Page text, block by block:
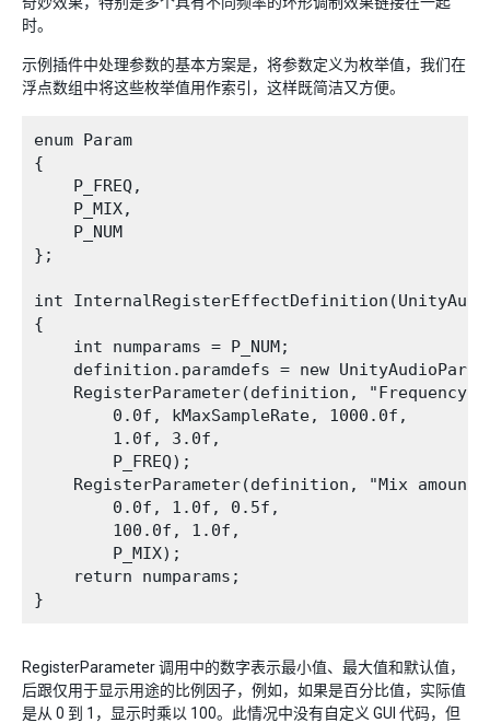
时。
示例插件中处理参数的基本方案是，将参数定义为枚举值，我们在
浮点数组中将这些枚举值用作索引，这样既简洁又方便。
enum Param
{
    P_FREQ,
    P_MIX,
    P_NUM
};
int
{
    int numparams = P_NUM;
definition.paramdefs = new
RegisterParameter(definition,
        0.0f, kMaxSampleRate, 1000.0f,
        1.0f, 3.0f,
        P_FREQ);
RegisterParameter(definition, "Mix
        0.0f, 1.0f, 0.5f,
        100.0f, 1.0f,
        P_MIX);
    return numparams;
RegisterParameter 调用中的数字表示最小值、最大值和默认值，
后跟仅用于显示用途的比例因子，例如，如果是百分比值，实际值
是从 0 到 1，显示时乘以 100。此情况中没有自定义 GUI 代码，但